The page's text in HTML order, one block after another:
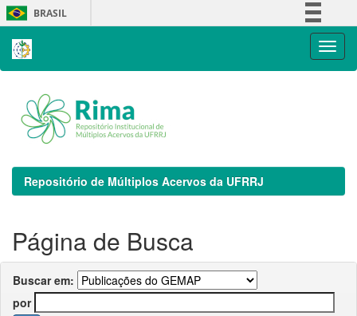
Skip
navigation
BRASIL
Repositório de Múltiplos Acervos da UFRRJ
Página de Busca
Buscar em:
por